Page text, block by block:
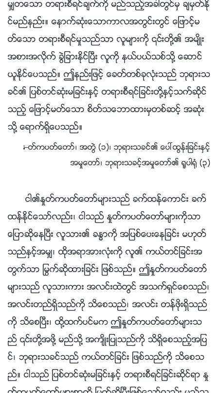
မွ်တေသာ တရားစီရင္ခ်က္ကို မည္သည့္အခါတြင္မွ ခ်မွတ္ႏို
င္မည္နည္း။ ေနာက္ဆုံးေသာကာလအတြင္းတြင္ ေျဖာင့္မ
တ္ေသာ တရားစီရင္မႈသည္သာ လူမ်ားကို ၎တို႔၏ အမ်ိဳး
အစားအလိုက္ ခြဲျခားႏိုင္ၿပီး လူကို နယ္ပယ္သစ္သို႔ ေဆာင္
ယူႏိုင္ေပသည္။ ဤနည္းျဖင့္ ေခတ္တစ္ခုလုံးသည္ ဘုရားသ
ခင္၏ ျပစ္တင္ဆုံးမျခင္းႏွင့္ တရားစီရင္ျခင္းတို႔ႏွင့္သက္ဆိုင္
သည့္ ေျဖာင့္မတ္ေသာ စိတ္သေဘာထားမွတစ္ဆင့္ အဆုံး
သို႔ ေရာက္ရွိေပသည္။
—ႏႈတ္ကပတ္ေတာ္၊ အတြဲ (၁)၊ ဘုရားသခင္၏ ေပၚထြန္းျခင္းႏွင့္
အမႈေတာ္၊ ဘုရားသခင့္အမႈေတာ္၏ ႐ူပါ႐ုံ (၃)
ငါ၏ႏႈတ္ကပတ္ေတာ္မ်ားသည္ ခက္ထန္ေကာင္း ခက္
ထန္ႏိုင္ေသာ္လည္း၊ ငါသည္ ႏႈတ္ကပတ္ေတာ္မ်ားကိုသာ
ေျပာဆိုေနၿပီး လူသား၏ ခႏၶာကို အျပစ္ေပးေနျခင္း မဟုတ္
သည္ႏွင့္အမွ်၊ ထိုအရာအားလုံးကို လူ၏ ကယ္တင္ျခင္းအ
တြက္သာ ႁမြက္ဆိုထားျခင္း ျဖစ္သည္။ ဤႏႈတ္ကပတ္ေတာ္
မ်ားသည္ လူသားကား အလင္းထဲတြင္ အသက္ရွင္ေစသည္၊
အလင္းတည္ရွိသည္ကို သိေစသည္၊ အလင္း တန္ဖိုးရွိသည္
ကို သိေစၿပီး၊ ထို႔ထက္ပင္မက ဤႏႈတ္ကပတ္ေတာ္မ်ားသ
ည္ ၎တို႔အဖို႔ မည္သို႔ အက်ိဳးျပဳသည္ကို သိရွိေစသည့္အျပ
င္၊ ဘုရားသခင္သည္ ကယ္တင္ျခင္း ျဖစ္သည္ကို သိေစသ
ည္။ ငါသည္ ျပစ္တင္ဆုံးမျခင္းႏွင့္ တရားစီရင္ျခင္းဆိုင္ရာ ႏႈ